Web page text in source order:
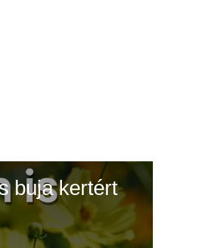
buja kertért